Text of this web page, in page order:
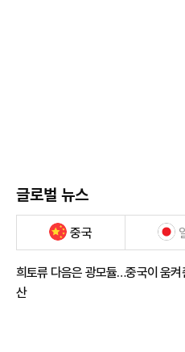
글로벌 뉴스
중국
희토류 다음은 광모듈…중국이 움켜
산